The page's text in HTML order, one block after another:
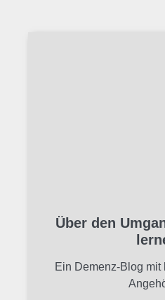
Über den
Ein Demenz-Blog mit